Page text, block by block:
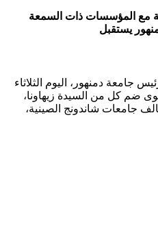
مع المؤسسات ذات السمعة
يستقبل
جامعة دمنهور، اليوم الثلاثاء
المستوى ضم كل من السيدة زيهاونا،
جامعات شاندونج الصينية،